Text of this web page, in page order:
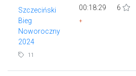
Szczeciński
Bieg
Noworoczny
2024
11
00:18:29
+
6